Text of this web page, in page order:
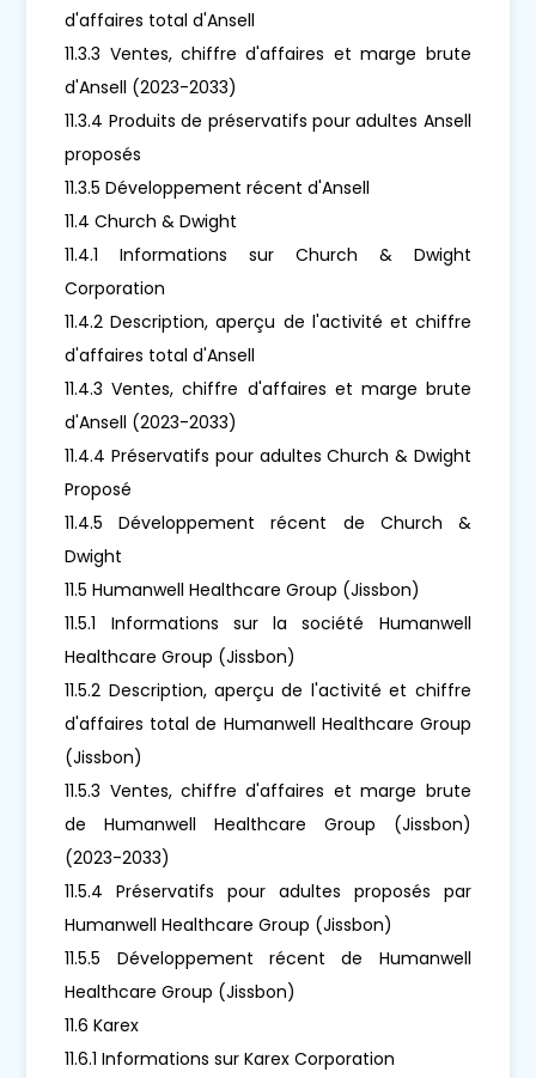
d'affaires total d'Ansell
11.3.3 Ventes, chiffre d'affaires et marge brute
d'Ansell (2023-2033)
11.3.4 Produits de préservatifs pour adultes Ansell
proposés
11.3.5 Développement récent d'Ansell
11.4 Church & Dwight
11.4.1 Informations sur Church & Dwight
Corporation
11.4.2 Description, aperçu de l'activité et chiffre
d'affaires total d'Ansell
11.4.3 Ventes, chiffre d'affaires et marge brute
d'Ansell (2023-2033)
11.4.4 Préservatifs pour adultes Church & Dwight
Proposé
11.4.5 Développement récent de Church &
Dwight
11.5 Humanwell Healthcare Group (Jissbon)
11.5.1 Informations sur la société Humanwell
Healthcare Group (Jissbon)
11.5.2 Description, aperçu de l'activité et chiffre
d'affaires total de Humanwell Healthcare Group
(Jissbon)
11.5.3 Ventes, chiffre d'affaires et marge brute
de Humanwell Healthcare Group (Jissbon)
(2023-2033)
11.5.4 Préservatifs pour adultes proposés par
Humanwell Healthcare Group (Jissbon)
11.5.5 Développement récent de Humanwell
Healthcare Group (Jissbon)
11.6 Karex
11.6.1 Informations sur Karex Corporation